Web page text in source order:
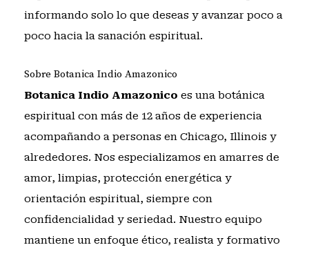
informando solo lo que deseas y avanzar poco a
poco hacia la sanación espiritual.
Sobre Botanica Indio Amazonico
Botanica Indio Amazonico es una botánica
espiritual con más de 12 años de experiencia
acompañando a personas en Chicago, Illinois y
alrededores. Nos especializamos en amarres de
amor, limpias, protección energética y
orientación espiritual, siempre con
confidencialidad y seriedad. Nuestro equipo
mantiene un enfoque ético, realista y formativo